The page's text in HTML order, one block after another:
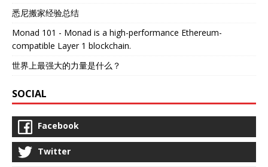
悉尼搬家经验总结
Monad 101 - Monad is a high-performance Ethereum-
compatible Layer 1 blockchain.
世界上最强大的力量是什么？
SOCIAL
Facebook
Twitter